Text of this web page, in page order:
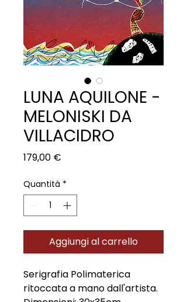
LUNA AQUILONE -
MELONISKI DA
VILLACIDRO
179,00 €
Quantità *
Aggiungi al carrello
Serigrafia Polimaterica
ritoccata a mano dall'artista.